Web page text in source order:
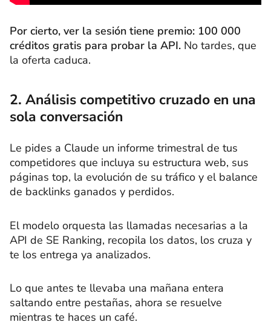
Por cierto, ver la sesión tiene premio: 100 000
créditos gratis para probar la API. No tardes, que
la oferta caduca.
2. Análisis competitivo cruzado en una
sola conversación
Le pides a Claude un informe trimestral de tus
competidores que incluya su estructura web, sus
páginas top, la evolución de su tráfico y el balance
de backlinks ganados y perdidos.
El modelo orquesta las llamadas necesarias a la
API de SE Ranking, recopila los datos, los cruza y
te los entrega ya analizados.
Lo que antes te llevaba una mañana entera
saltando entre pestañas, ahora se resuelve
mientras te haces un café.